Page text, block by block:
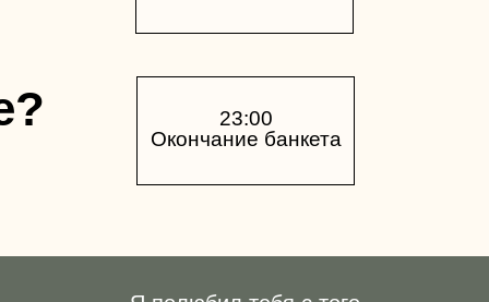
23:00
Окончание банкета